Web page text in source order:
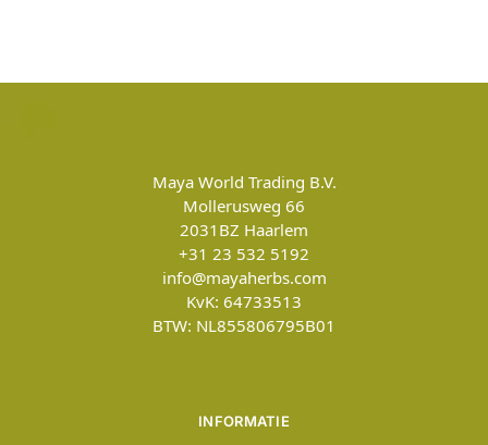
Maya World Trading B.V.
Mollerusweg 66
2031BZ Haarlem
+31 23 532 5192
info@mayaherbs.com
KvK: 64733513
BTW: NL855806795B01
INFORMATIE